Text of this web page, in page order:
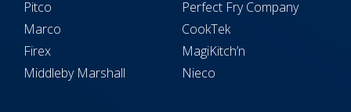
Pitco
Marco
Firex
Middleby Marshall
Perfect Fry Company
CookTek
MagiKitch’n
Nieco